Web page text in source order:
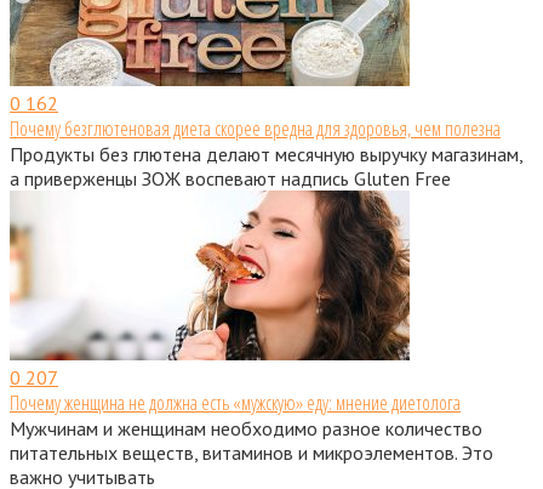
0 162
Почему безглютеновая диета скорее вредна для здоровья, чем полезна
Продукты без глютена делают месячную выручку магазинам,
а приверженцы ЗОЖ воспевают надпись Gluten Free
0 207
Почему женщина не должна есть «мужскую» еду: мнение диетолога
Мужчинам и женщинам необходимо разное количество
питательных веществ, витаминов и микроэлементов. Это
важно учитывать